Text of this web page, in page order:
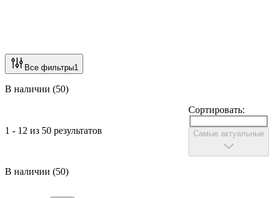
Все фильтры1
В наличии (50)
1 - 12 из 50 результатов
Сортировать:
Самые актуальные
В наличии (50)